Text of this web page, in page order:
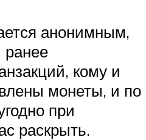
анонимным,
ранее
кому и
монеты, и по
при
раскрыть.